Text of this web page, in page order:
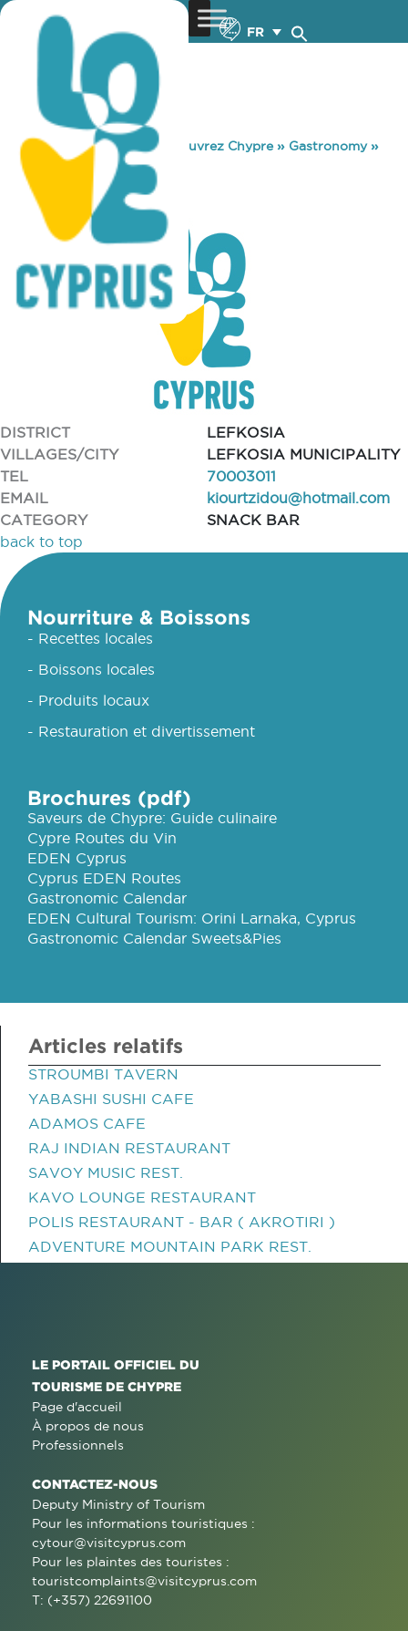
FR
You are here: Home »Découvrez Chypre» Gastronomy»
VIVAR
VIVAR
DISTRICT
LEFKOSIA
VILLAGES/CITY
LEFKOSIA MUNICIPALITY
TEL
70003011
EMAIL
kiourtzidou@hotmail.com
CATEGORY
SNACK BAR
back to top
Nourriture & Boissons
- Recettes locales
- Boissons locales
- Produits locaux
- Restauration et divertissement
Brochures (pdf)
Saveurs de Chypre: Guide culinaire
Cypre Routes du Vin
EDEN Cyprus
Cyprus EDEN Routes
Gastronomic Calendar
EDEN Cultural Tourism: Orini Larnaka, Cyprus
Gastronomic Calendar Sweets&Pies
Articles relatifs
STROUMBI TAVERN
YABASHI SUSHI CAFE
ADAMOS CAFE
RAJ INDIAN RESTAURANT
SAVOY MUSIC REST.
KAVO LOUNGE RESTAURANT
POLIS RESTAURANT - BAR ( AKROTIRI )
ADVENTURE MOUNTAIN PARK REST.
LE PORTAIL OFFICIEL DU
TOURISME DE CHYPRE
Page d'accueil
À propos de nous
Professionnels
CONTACTEZ-NOUS
Deputy Ministry of Tourism
Pour les informations touristiques :
cytour@visitcyprus.com
Pour les plaintes des touristes :
touristcomplaints@visitcyprus.com
T: (+357) 22691100